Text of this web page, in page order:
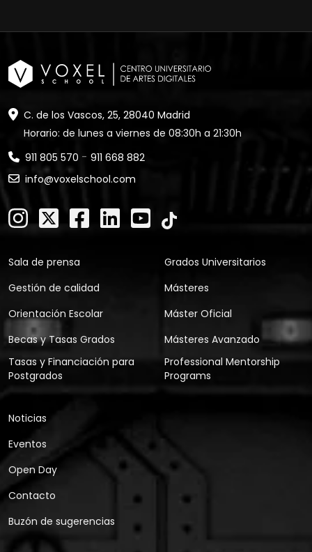
C. de los Vascos, 25, 28040 Madrid
Horario: de lunes a viernes de 08:30h a 21:30h
911 805 570 - 911 668 882
info@voxelschool.com
Sala de prensa
Gestión de calidad
Orientación Escolar
Becas y Tasas Grados
Tasas y Financiación para
Postgrados
Grados Universitarios
Másteres
Máster Oficial
Másteres Avanzado
Professional Mentorship
Programs
Noticias
Eventos
Open Day
Contacto
Buzón de sugerencias